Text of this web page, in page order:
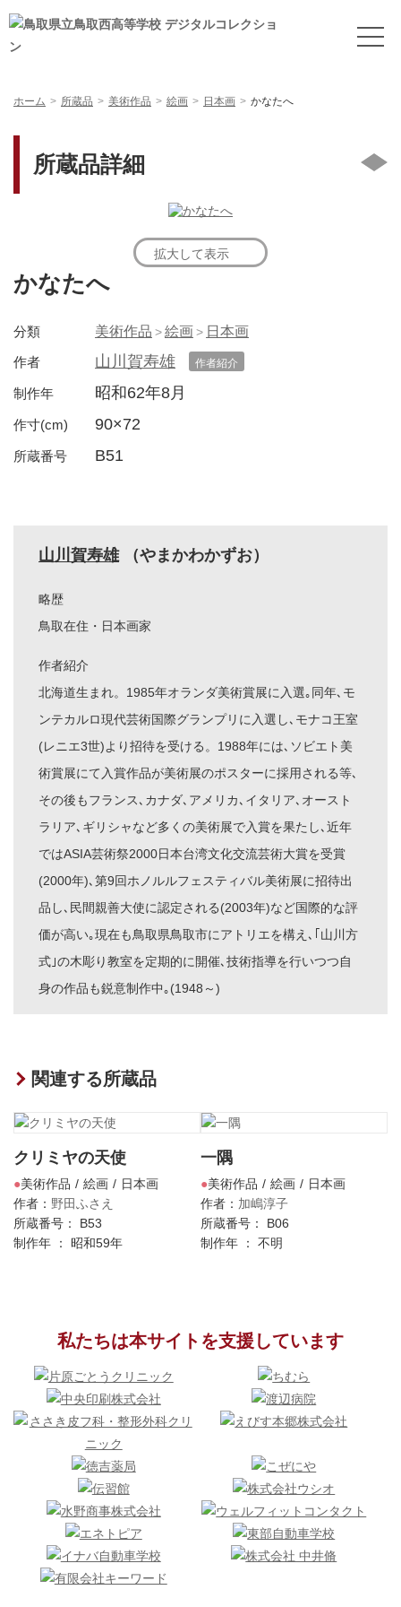
ホーム 所蔵品 美術作品 絵画 日本画 かなたへ
所蔵品詳細
拡大して表示
かなたへ
分類 美術作品 絵画
日本画
作者
山川賀寿雄 作者紹介
制作年 昭和62年8月
作寸(cm) 90×72
所蔵番号 B51
山川賀寿雄（やまかわかずお）
略歴
鳥取在住・日本画家
作者紹介
北海道生まれ。1985年オランダ美術賞展に入選｡同年､モ
ンテカルロ現代芸術国際グランプリに入選し､モナコ王室
(レニエ3世)より招待を受ける。1988年には､ソビエト美
術賞展にて入賞作品が美術展のポスターに採用される等､
その後もフランス､カナダ､アメリカ､イタリア､オースト
ラリア､ギリシャなど多くの美術展で入賞を果たし､近年
ではASIA芸術祭2000日本台湾文化交流芸術大賞を受賞
(2000年)､第9回ホノルルフェスティバル美術展に招待出
品し､民間親善大使に認定される(2003年)など国際的な評
価が高い｡現在も鳥取県鳥取市にアトリエを構え､｢山川方
式｣の木彫り教室を定期的に開催､技術指導を行いつつ自
身の作品も鋭意制作中｡(1948～)
関連する所蔵品
クリミヤの天使
美術作品 絵画
日本画
作者： 野田ふさえ
所蔵番号： B53
制作年 ： 昭和59年
一隅
美術作品 絵画
日本画
作者： 加嶋淳子
所蔵番号： B06
制作年 ： 不明
私たちは本サイトを支援しています